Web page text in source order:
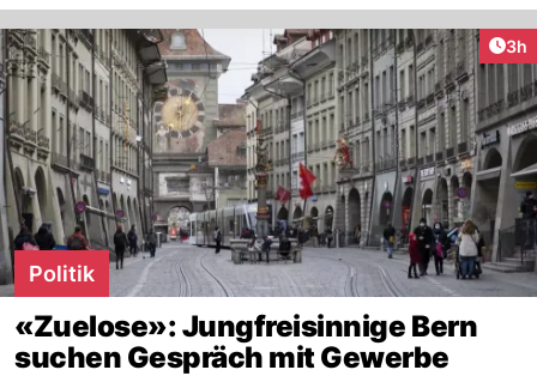
3h
Politik
«Zuelose»: Jungfreisinnige Bern
suchen Gespräch mit Gewerbe